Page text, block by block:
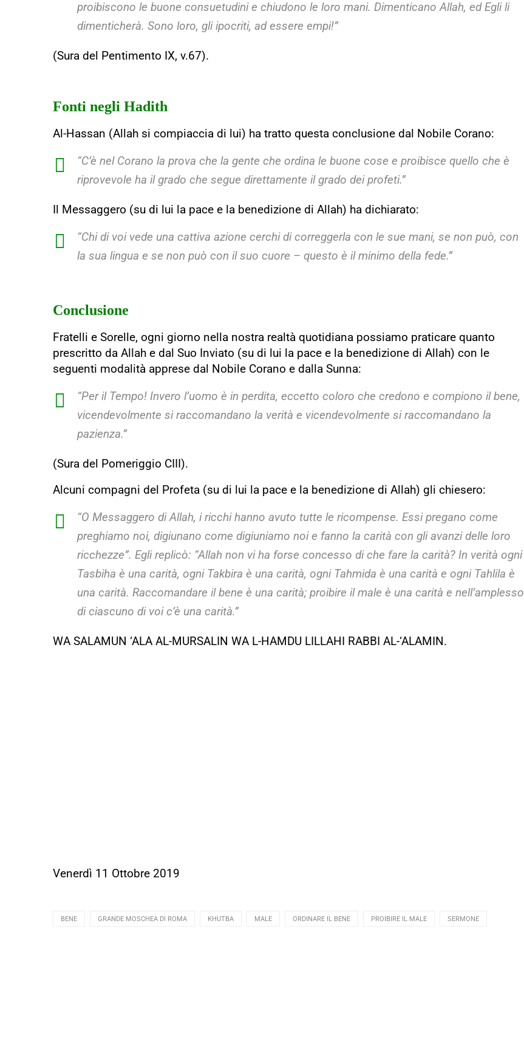
proibiscono le buone consuetudini e chiudono le loro mani. Dimenticano Allah, ed Egli li
dimenticherà. Sono loro, gli ipocriti, ad essere empi!”
(Sura del Pentimento IX, v.67).
Fonti negli Hadith
Al-Hassan (Allah si compiaccia di lui) ha tratto questa conclusione dal Nobile Corano:
“C’è nel Corano la prova che la gente che ordina le buone cose e proibisce quello che è
riprovevole ha il grado che segue direttamente il grado dei profeti.”
Il Messaggero (su di lui la pace e la benedizione di Allah) ha dichiarato:
“Chi di voi vede una cattiva azione cerchi di correggerla con le sue mani, se non può, con
la sua lingua e se non può con il suo cuore – questo è il minimo della fede.”
Conclusione
Fratelli e Sorelle, ogni giorno nella nostra realtà quotidiana possiamo praticare quanto
prescritto da Allah e dal Suo Inviato (su di lui la pace e la benedizione di Allah) con le
seguenti modalità apprese dal Nobile Corano e dalla Sunna:
“Per il Tempo! Invero l’uomo è in perdita, eccetto coloro che credono e compiono il bene,
vicendevolmente si raccomandano la verità e vicendevolmente si raccomandano la
pazienza.”
(Sura del Pomeriggio CIII).
Alcuni compagni del Profeta (su di lui la pace e la benedizione di Allah) gli chiesero:
“O Messaggero di Allah, i ricchi hanno avuto tutte le ricompense. Essi pregano come
preghiamo noi, digiunano come digiuniamo noi e fanno la carità con gli avanzi delle loro
ricchezze”. Egli replicò: “Allah non vi ha forse concesso di che fare la carità? In verità ogni
Tasbiha è una carità, ogni Takbira è una carità, ogni Tahmida è una carità e ogni Tahlila è
una carità. Raccomandare il bene è una carità; proibire il male è una carità e nell’amplesso
di ciascuno di voi c’è una carità.”
WA SALAMUN ‘ALA AL-MURSALIN WA L-HAMDU LILLAHI RABBI AL-‘ALAMIN.
Venerdì 11 Ottobre 2019
BENE GRANDE MOSCHEA DI ROMA KHUTBA MALE ORDINARE IL BENE PROIBIRE IL MALE SERMONE